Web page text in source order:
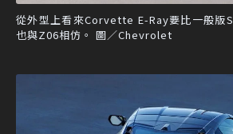
從外型上看來Corvette E-Ray要比一般版
也與Z06相仿。 圖／Chevrolet